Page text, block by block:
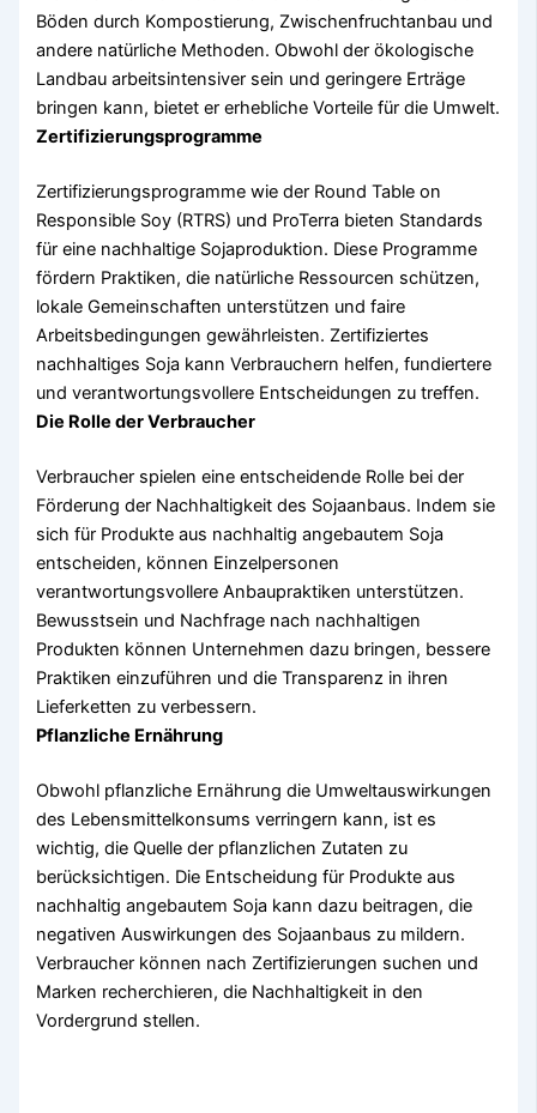
Böden durch Kompostierung, Zwischenfruchtanbau und
andere natürliche Methoden. Obwohl der ökologische
Landbau arbeitsintensiver sein und geringere Erträge
bringen kann, bietet er erhebliche Vorteile für die Umwelt.
Zertifizierungsprogramme
Zertifizierungsprogramme wie der Round Table on
Responsible Soy (RTRS) und ProTerra bieten Standards
für eine nachhaltige Sojaproduktion. Diese Programme
fördern Praktiken, die natürliche Ressourcen schützen,
lokale Gemeinschaften unterstützen und faire
Arbeitsbedingungen gewährleisten. Zertifiziertes
nachhaltiges Soja kann Verbrauchern helfen, fundiertere
und verantwortungsvollere Entscheidungen zu treffen.
Die Rolle der Verbraucher
Verbraucher spielen eine entscheidende Rolle bei der
Förderung der Nachhaltigkeit des Sojaanbaus. Indem sie
sich für Produkte aus nachhaltig angebautem Soja
entscheiden, können Einzelpersonen
verantwortungsvollere Anbaupraktiken unterstützen.
Bewusstsein und Nachfrage nach nachhaltigen
Produkten können Unternehmen dazu bringen, bessere
Praktiken einzuführen und die Transparenz in ihren
Lieferketten zu verbessern.
Pflanzliche Ernährung
Obwohl pflanzliche Ernährung die Umweltauswirkungen
des Lebensmittelkonsums verringern kann, ist es
wichtig, die Quelle der pflanzlichen Zutaten zu
berücksichtigen. Die Entscheidung für Produkte aus
nachhaltig angebautem Soja kann dazu beitragen, die
negativen Auswirkungen des Sojaanbaus zu mildern.
Verbraucher können nach Zertifizierungen suchen und
Marken recherchieren, die Nachhaltigkeit in den
Vordergrund stellen.